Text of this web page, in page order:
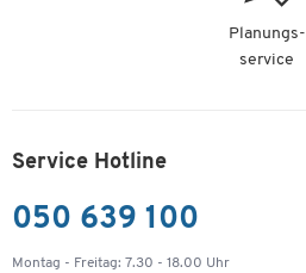
Planungs-
service
Service Hotline
050 639 100
Montag - Freitag: 7.30 - 18.00 Uhr